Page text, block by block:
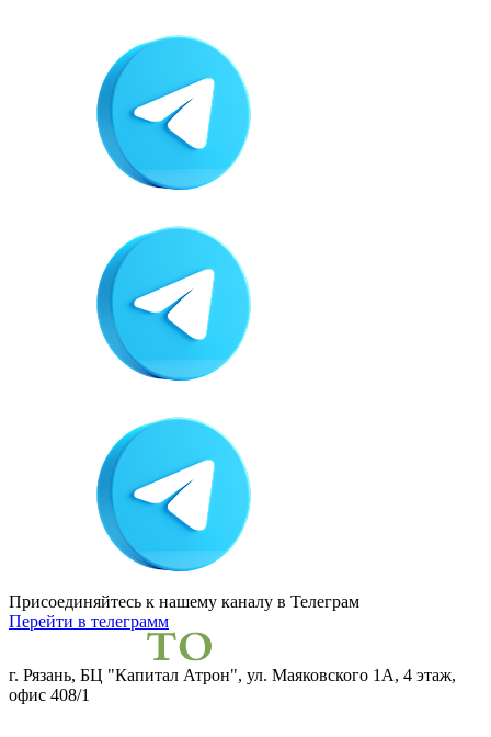
Присоединяйтесь к нашему каналу в Телеграм
Перейти в телеграмм
г. Рязань, БЦ "Капитал Атрон", ул. Маяковского 1А, 4 этаж,
офис 408/1